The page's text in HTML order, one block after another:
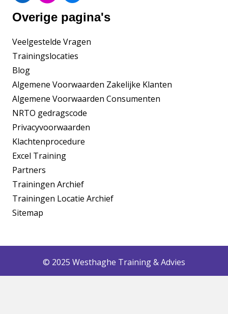
Overige pagina's
Veelgestelde Vragen
Trainingslocaties
Blog
Algemene Voorwaarden Zakelijke Klanten
Algemene Voorwaarden Consumenten
NRTO gedragscode
Privacyvoorwaarden
Klachtenprocedure
Excel Training
Partners
Trainingen Archief
Trainingen Locatie Archief
Sitemap
© 2025 Westhaghe Training & Advies